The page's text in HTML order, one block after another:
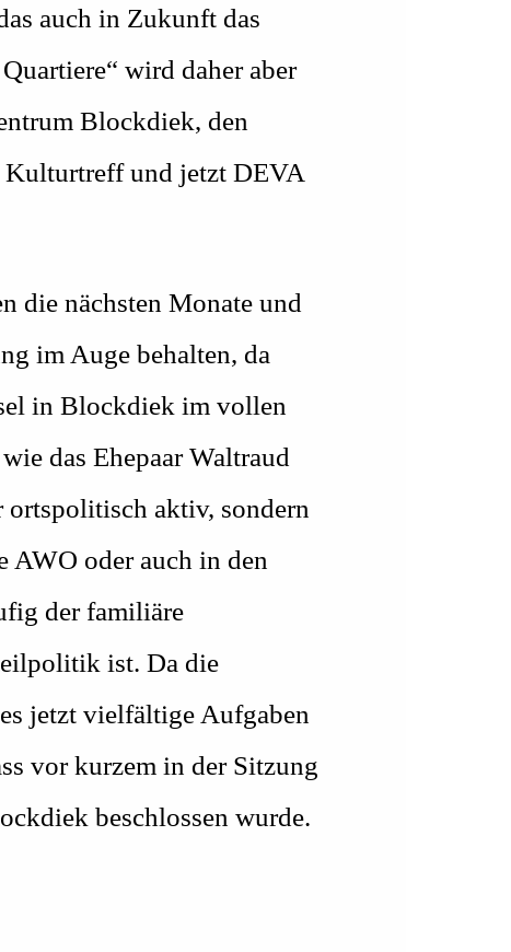
auch in Zukunft das
wird daher aber
Blockdiek, den
Kulturtreff und jetzt DEVA
die nächsten Monate und
im Auge behalten, da
in Blockdiek im vollen
das Ehepaar Waltraud
aktiv, sondern
AWO oder auch in den
der familiäre
ist. Da die
jetzt vielfältige Aufgaben
vor kurzem in der Sitzung
beschlossen wurde.